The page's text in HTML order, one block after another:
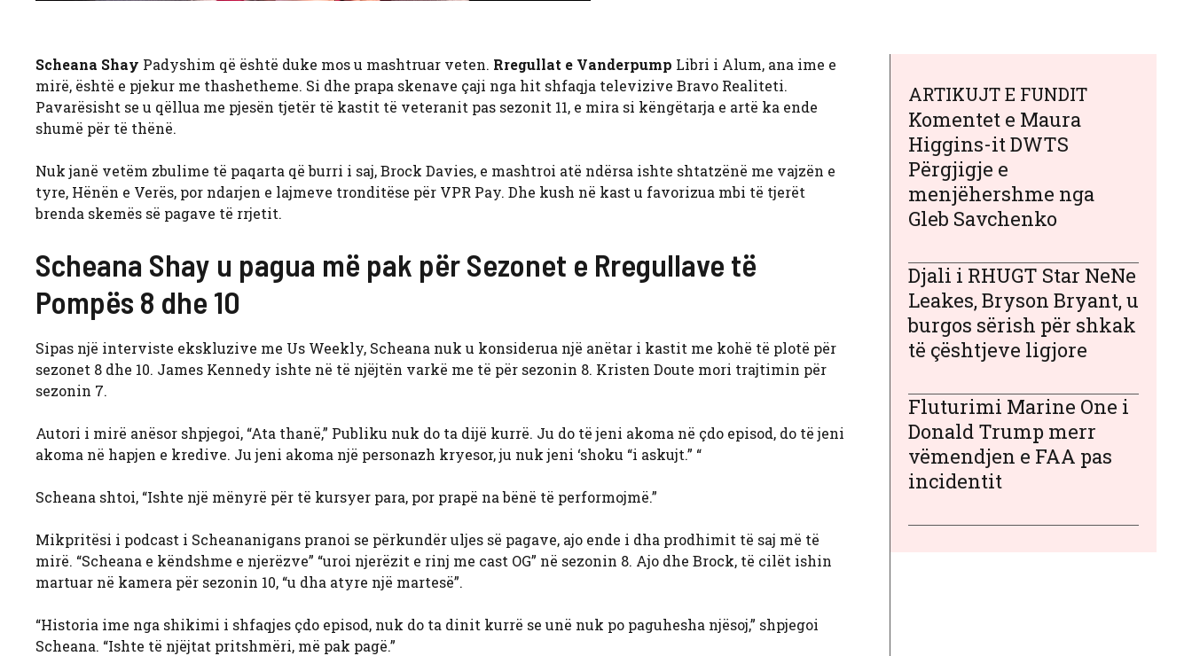
Scheana Shay Padyshim që është duke mos u mashtruar veten. Rregullat e Vanderpump Libri i Alum, ana ime e
mirë, është e pjekur me thashetheme. Si dhe prapa skenave çaji nga hit shfaqja televizive Bravo Realiteti.
Pavarësisht se u qëllua me pjesën tjetër të kastit të veteranit pas sezonit 11, e mira si këngëtarja e artë ka ende
shumë për të thënë.
Nuk janë vetëm zbulime të paqarta që burri i saj, Brock Davies, e mashtroi atë ndërsa ishte shtatzënë me vajzën e
tyre, Hënën e Verës, por ndarjen e lajmeve tronditëse për VPR Pay. Dhe kush në kast u favorizua mbi të tjerët
brenda skemës së pagave të rrjetit.
Scheana Shay u pagua më pak për Sezonet e Rregullave të
Pompës 8 dhe 10
Sipas një interviste ekskluzive me Us Weekly, Scheana nuk u konsiderua një anëtar i kastit me kohë të plotë për
sezonet 8 dhe 10. James Kennedy ishte në të njëjtën varkë me të për sezonin 8. Kristen Doute mori trajtimin për
sezonin 7.
Autori i mirë anësor shpjegoi, “Ata thanë,” Publiku nuk do ta dijë kurrë. Ju do të jeni akoma në çdo episod, do të jeni
akoma në hapjen e kredive. Ju jeni akoma një personazh kryesor, ju nuk jeni ‘shoku “i askujt.” “
Scheana shtoi, “Ishte një mënyrë për të kursyer para, por prapë na bënë të performojmë.”
Mikpritësi i podcast i Scheananigans pranoi se përkundër uljes së pagave, ajo ende i dha prodhimit të saj më të
mirë. “Scheana e këndshme e njerëzve” “uroi njerëzit e rinj me cast OG” në sezonin 8. Ajo dhe Brock, të cilët ishin
martuar në kamera për sezonin 10, “u dha atyre një martesë”.
“Historia ime nga shikimi i shfaqjes çdo episod, nuk do ta dinit kurrë se unë nuk po paguhesha njësoj,” shpjegoi
Scheana. “Ishte të njëjtat pritshmëri, më pak pagë.”
ARTIKUJT E FUNDIT
Komentet e Maura
Higgins-it DWTS
Përgjigje e
menjëhershme nga
Gleb Savchenko
Djali i RHUGT Star NeNe
Leakes, Bryson Bryant, u
burgos sërish për shkak
të çështjeve ligjore
Fluturimi Marine One i
Donald Trump merr
vëmendjen e FAA pas
incidentit